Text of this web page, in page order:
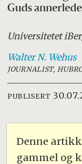
Guds
Universitetet i
Walter N. Wehus
JOURNALIST,
PUBLISERT
Denne
gammel og